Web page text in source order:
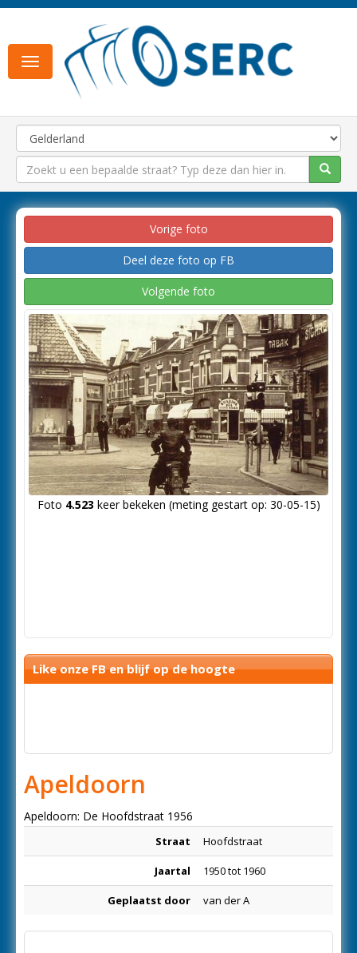
Toggle
navigation
Vorige foto
Deel deze foto op FB
Volgende foto
Foto 4.523 keer bekeken (meting gestart op: 30-05-15)
Like onze FB en blijf op de hoogte
Apeldoorn
Apeldoorn: De Hoofdstraat 1956
Straat Hoofdstraat
Jaartal 1950 tot 1960
Geplaatst door van der A